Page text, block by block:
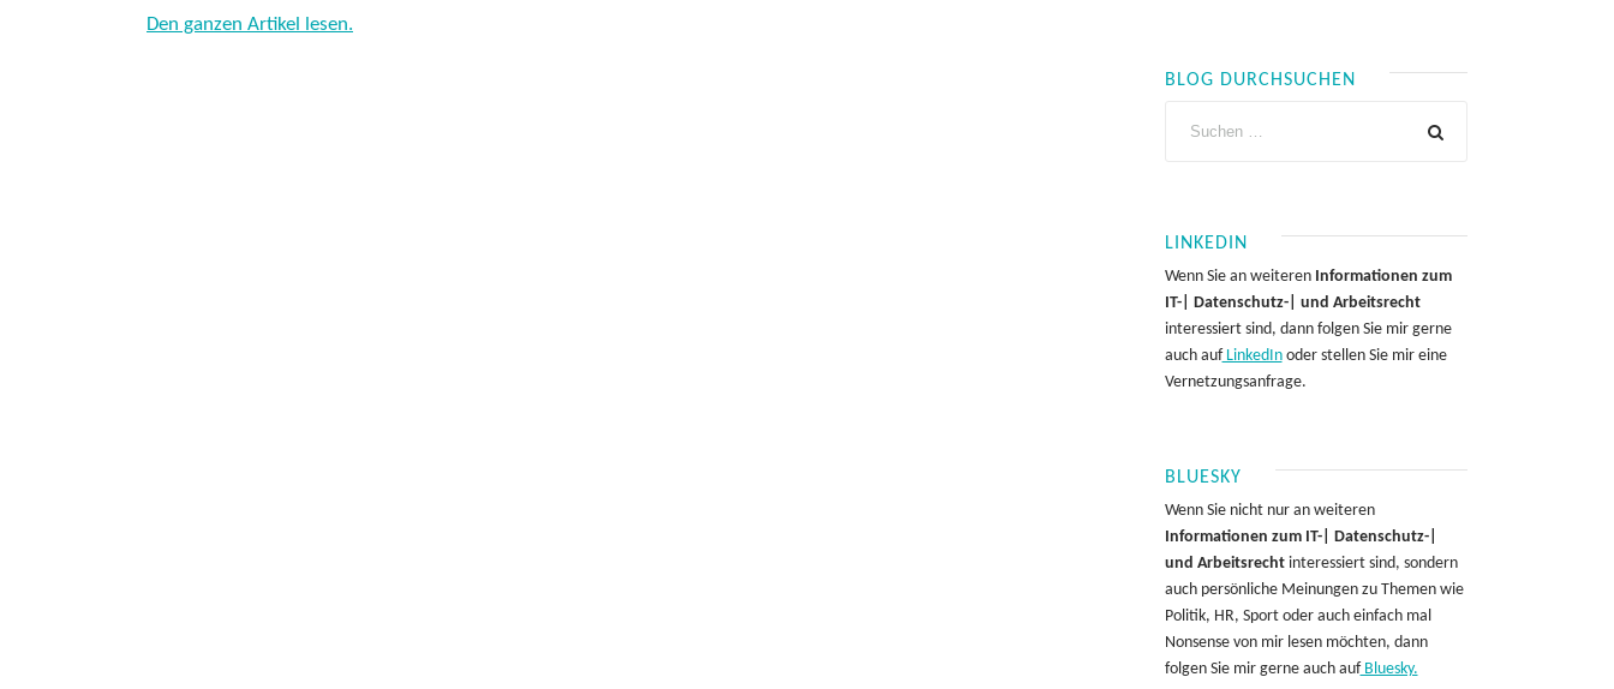
Den ganzen Artikel lesen.
BLOG DURCHSUCHEN
LINKEDIN
Wenn Sie an weiteren Informationen zum
IT-| Datenschutz-| und Arbeitsrecht
interessiert sind, dann folgen Sie mir gerne
auch aufLinkedInoder stellen Sie mir eine
Vernetzungsanfrage.
BLUESKY
Wenn Sie nicht nur an weiteren
Informationen zum IT-| Datenschutz-|
und Arbeitsrechtinteressiert sind, sondern
auch persönliche Meinungen zu Themen wie
Politik, HR, Sport oder auch einfach mal
Nonsense von mir lesen möchten, dann
folgen Sie mir gerne auch aufBluesky.